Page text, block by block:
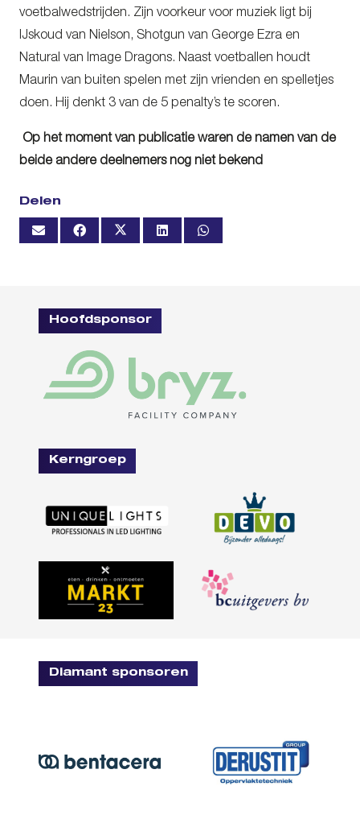
voetbalwedstrijden. Zijn voorkeur voor muziek ligt bij
IJskoud van Nielson, Shotgun van George Ezra en
Natural van Image Dragons. Naast voetballen houdt
Maurin van buiten spelen met zijn vrienden en spelletjes
doen. Hij denkt 3 van de 5 penalty’s te scoren.
Op het moment van publicatie waren de namen van de
beide andere deelnemers nog niet bekend
Delen
Hoofdsponsor
Kerngroep
Diamant sponsoren